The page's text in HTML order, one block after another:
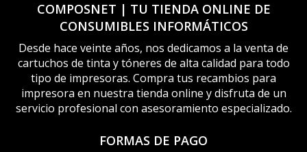
COMPOSNET | TU TIENDA ONLINE DE
CONSUMIBLES INFORMÁTICOS
Desde hace veinte años, nos dedicamos a la venta de
cartuchos de tinta y tóneres de alta calidad para todo
tipo de impresoras. Compra tus recambios para
impresora en nuestra tienda online y disfruta de un
servicio profesional con asesoramiento especializado.
FORMAS DE PAGO